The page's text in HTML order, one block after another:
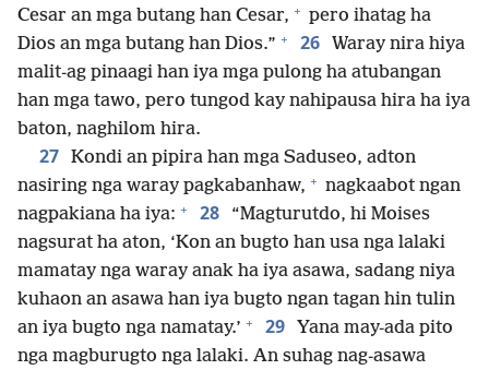
Cesar an mga butang han Cesar, + pero ihatag ha
Dios an mga butang han Dios.” + 26 Waray nira hiya
malit-ag pinaagi han iya mga pulong ha atubangan
han mga tawo, pero tungod kay nahipausa hira ha iya
baton, naghilom hira.
27 Kondi an pipira han mga Saduseo, adton
nasiring nga waray pagkabanhaw, + nagkaabot ngan
nagpakiana ha iya: + 28
“Magturutdo, hi Moises
nagsurat ha aton, ‘Kon an bugto han usa nga lalaki
mamatay nga waray anak ha iya asawa, sadang niya
kuhaon an asawa han iya bugto ngan tagan hin tulin
an iya bugto nga namatay.’ + 29
Yana may-ada pito
nga magburugto nga lalaki. An suhag nag-asawa